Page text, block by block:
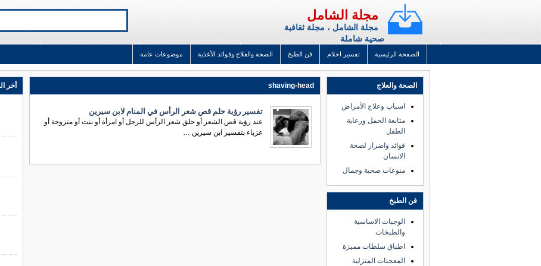
مجلة الشامل
مجلة الشامل ، مجلة ثقافية
صحية شاملة
الصفحة الرئيسية تفسير احلام فن الطبخ الصحة والعلاج وفوائد الأغذية موضوعات عامة
shaving-head
تفسير رؤية حلم قص شعر الرأس في المنام لابن سيرين
عند رؤية قص الشعر أو حلق شعر الرأس للرجل أو امرأة أو بنت أو متزوجة أو
عزباء بتفسير ابن سيرين …
الصحة والعلاج
اسباب وعلاج الأمراض
متابعة الحمل ورعاية
الطفل
فوائد واضرار لصحة
الانسان
منوعات صحية وجمال
فن الطبخ
الوجبات الاساسية
والطبخات
اطباق سلطات مميزة
المعجنات المنزلية
أخر